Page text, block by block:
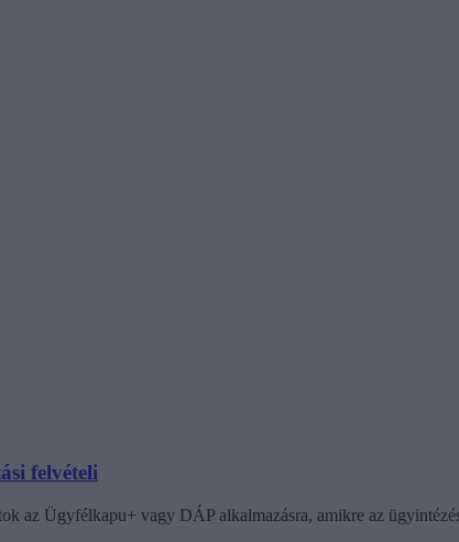
felvételi
az Ügyfélkapu+ vagy DÁP alkalmazásra, amikre az